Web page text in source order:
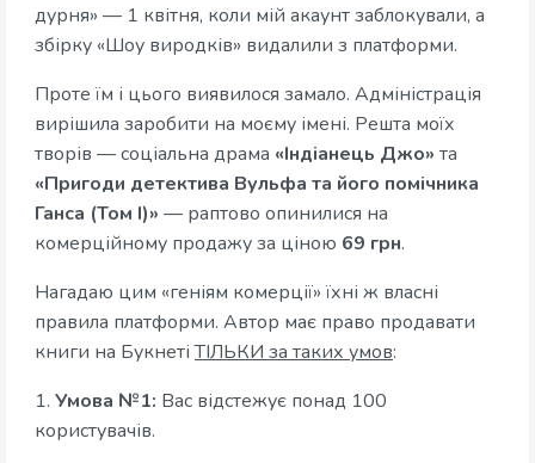
дурня» — 1 квітня, коли мій акаунт заблокували, а
збірку «Шоу виродків» видалили з платформи.
Проте їм і цього виявилося замало. Адміністрація
вирішила заробити на моєму імені. Решта моїх
творів — соціальна драма «Індіанець Джо» та
«Пригоди детектива Вульфа та його помічника
Ганса (Том І)» — раптово опинилися на
комерційному продажу за ціною 69 грн.
Нагадаю цим «геніям комерції» їхні ж власні
правила платформи. Автор має право продавати
книги на БукнетіТІЛЬКИ за таких умов:
1. Умова №1: Вас відстежує понад 100
користувачів.